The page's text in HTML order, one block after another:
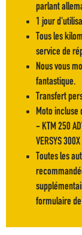
parlant
1 jour
Tous les
service de
Nous vous
fantastique.
Transfert
Moto incluse
- KTM 250
VERSYS
Toutes les
formulaire